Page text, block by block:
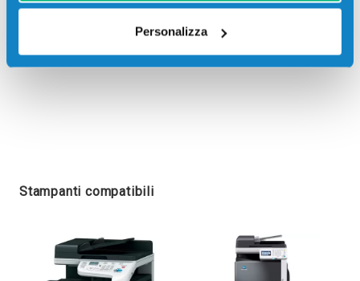
Personalizza
Stampanti compatibili